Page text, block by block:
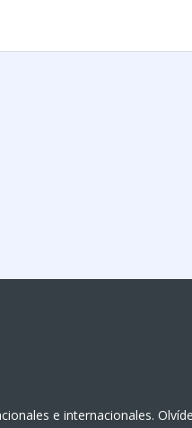
e internacionales.